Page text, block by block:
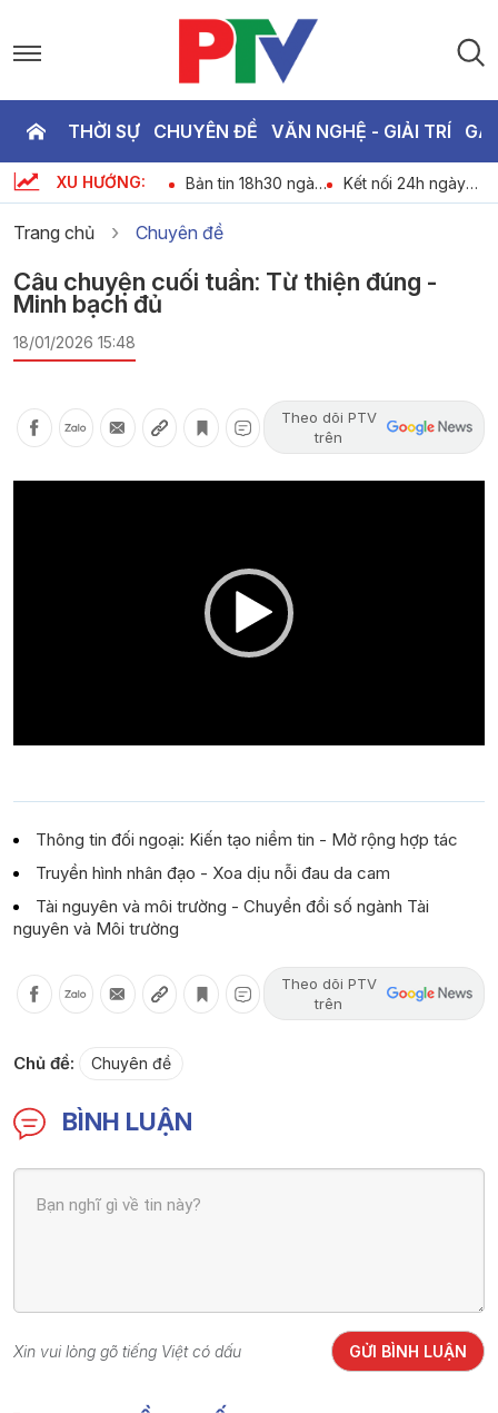
THỜI SỰ CHUYÊN ĐỀ VĂN NGHỆ - GIẢI TRÍ
XU HƯỚNG:
An ninh trật tự 24h
ngày 07-08-2026
Bản tin 18h30 ngày
07-08-2026
Kết nối 24h ngày
07-08-2026
Trang chủ Chuyên đề
Câu chuyện cuối tuần: Từ thiện đúng -
Minh bạch đủ
18/01/2026 15:48
Theo dõi PTV
trên
Thông tin đối ngoại: Kiến tạo niềm tin - Mở rộng hợp tác
Truyền hình nhân đạo - Xoa dịu nỗi đau da cam
Tài nguyên và môi trường - Chuyển đổi số ngành Tài
nguyên và Môi trường
Theo dõi PTV
trên
Chủ đề: Chuyên đề
BÌNH LUẬN
Xin vui lòng gõ tiếng Việt có dấu GỬI BÌNH LUẬN